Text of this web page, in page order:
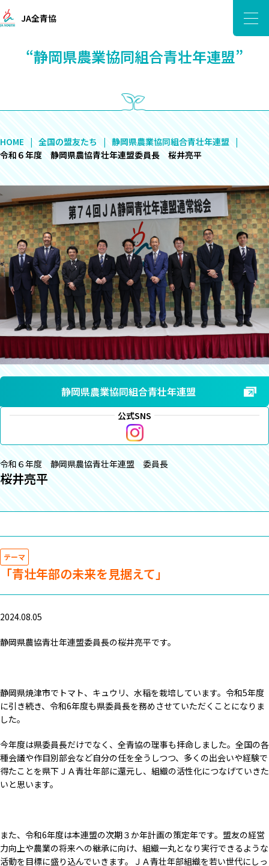
JA全青協
“静岡県農業協同組合青壮年連盟”
HOME 全国の盟友たち
静岡県農業協同組合青壮年連盟
令和６年度 静岡県農協青壮年連盟委員長 桜井亮平
静岡県農業協同組合青壮年連盟
公式SNS
令和６年度 静岡県農協青壮年連盟 委員長
桜井亮平
テーマ
「青壮年部の未来を見据えて」
2024.08.05
静岡県農協青壮年連盟委員長の桜井亮平です。
静岡県焼津市でトマト、キュウリ、水稲を栽培しています。令和5年度
に引き続き、令和6年度も県委員長を務めさせていただくことになりま
した。
今年度は県委員長だけでなく、全青協の理事も拝命しました。全国の各
種会議や作目別部会など自分の任を全うしつつ、多くの出会いや経験で
得たことを県下ＪＡ青壮年部に還元し、組織の活性化につなげていきた
いと思います。
また、令和6年度は本連盟の次期３か年計画の策定年です。盟友の経営
力向上や農業の将来への継承に向け、組織一丸となり実行できるような
活動を目標に盛り込んでいきます。ＪＡ青壮年部組織を若い世代にしっ